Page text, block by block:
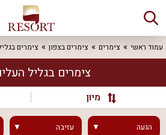
עמוד ראשי צימרים צימרים בצפון צימרים
צימרים בגליל
מיון
הגעה עזיבה